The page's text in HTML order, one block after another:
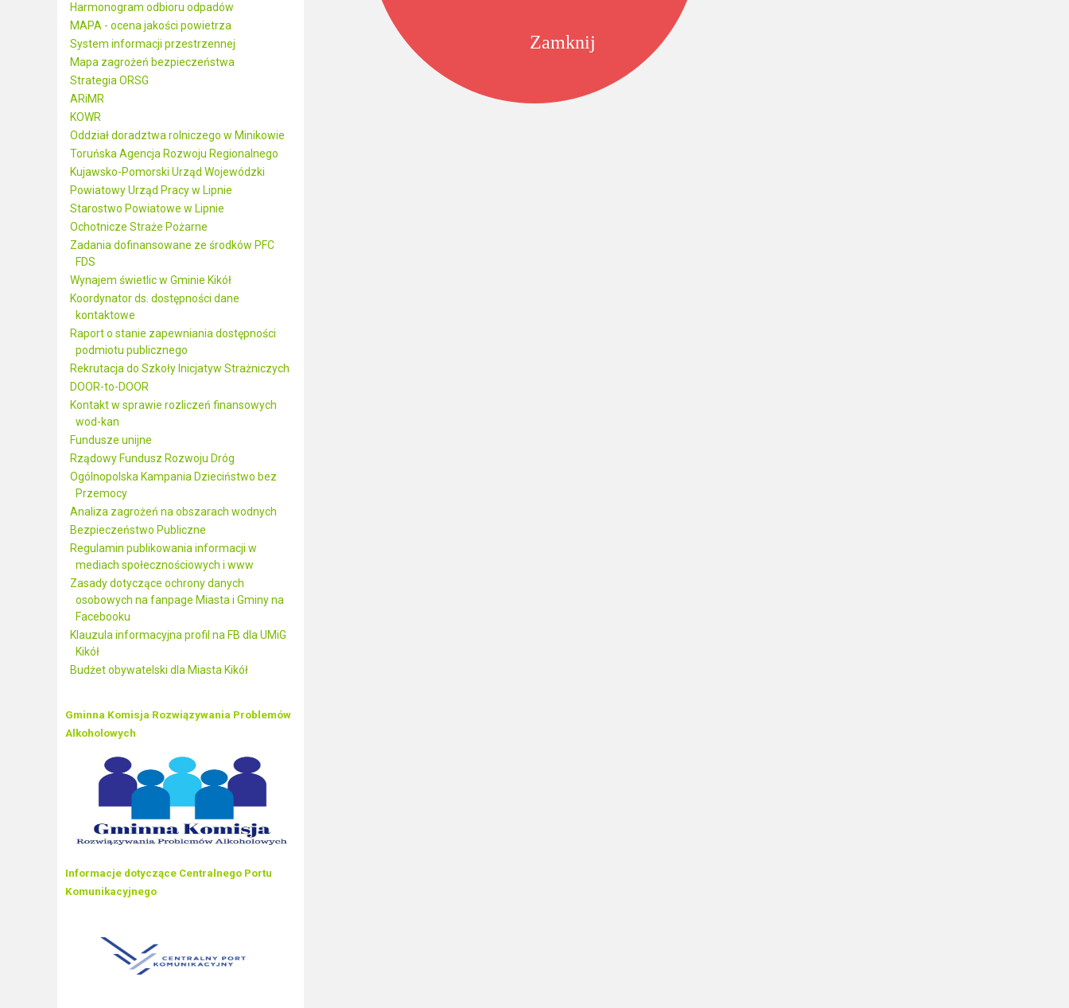
Harmonogram odbioru odpadów
MAPA - ocena jakości powietrza
System informacji przestrzennej
Mapa zagrożeń bezpieczeństwa
Strategia ORSG
ARiMR
KOWR
Oddział doradztwa rolniczego w Minikowie
Toruńska Agencja Rozwoju Regionalnego
Kujawsko-Pomorski Urząd Wojewódzki
Powiatowy Urząd Pracy w Lipnie
Starostwo Powiatowe w Lipnie
Ochotnicze Straże Pożarne
Zadania dofinansowane ze środków PFC
FDS
Wynajem świetlic w Gminie Kikół
Koordynator ds. dostępności dane
kontaktowe
Raport o stanie zapewniania dostępności
podmiotu publicznego
Rekrutacja do Szkoły Inicjatyw Strażniczych
DOOR-to-DOOR
Kontakt w sprawie rozliczeń finansowych
wod-kan
Fundusze unijne
Rządowy Fundusz Rozwoju Dróg
Ogólnopolska Kampania Dzieciństwo bez
Przemocy
Analiza zagrożeń na obszarach wodnych
Bezpieczeństwo Publiczne
Regulamin publikowania informacji w
mediach społecznościowych i www
Zasady dotyczące ochrony danych
osobowych na fanpage Miasta i Gminy na
Facebooku
Klauzula informacyjna profil na FB dla UMiG
Kikół
Budżet obywatelski dla Miasta Kikół
Gminna Komisja Rozwiązywania Problemów
Alkoholowych
Informacje dotyczące Centralnego Portu
Komunikacyjnego
Zamknij